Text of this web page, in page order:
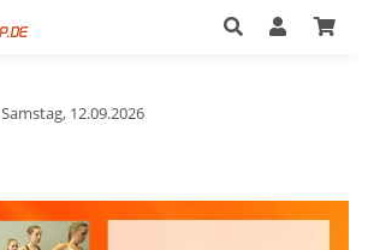
Samstag, 12.09.2026